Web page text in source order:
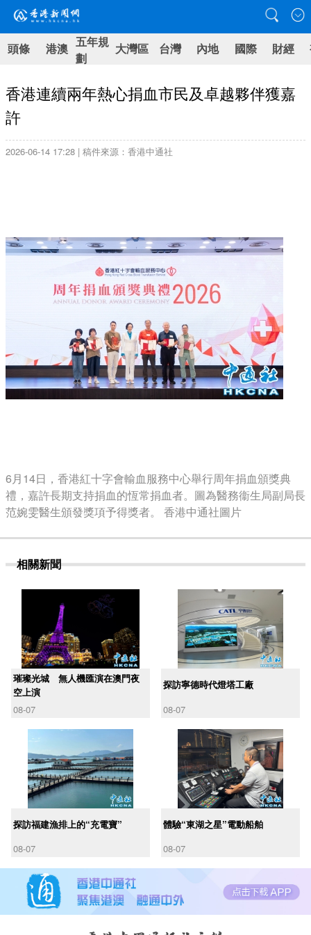
頭條 港澳 五年規
劃
大灣區 台灣 內地 國際 財經
香港連續兩年熱心捐血市民及卓越夥伴獲嘉
許
2026-06-14 17:28 | 稿件來源：香港中通社
6月14日，香港紅十字會輸血服務中心舉行周年捐血頒獎典
禮，嘉許長期支持捐血的恆常捐血者。圖為醫務衞生局副局長
范婉雯醫生頒發獎項予得獎者。 香港中通社圖片
相關新聞
璀璨光城 無人機匯演在澳門夜
空上演
08-07
探訪寧德時代燈塔工廠
08-07
探訪福建漁排上的“充電寶”
08-07
體驗“東湖之星”電動船舶
08-07